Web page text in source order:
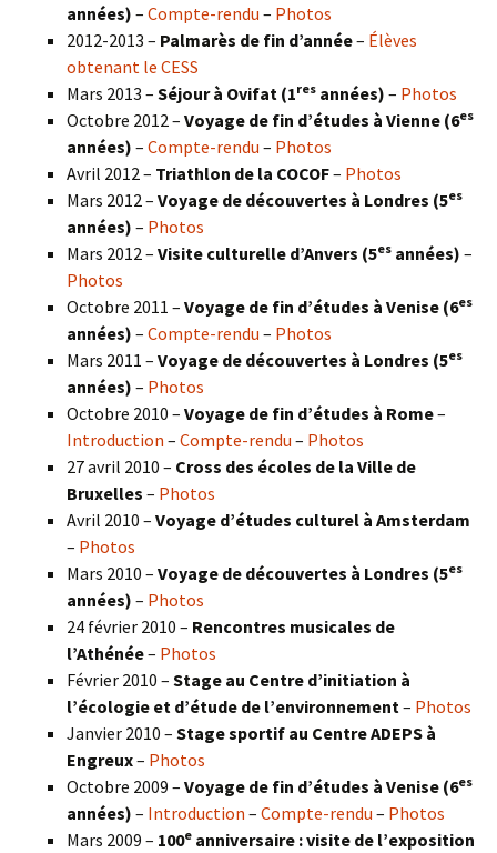
années) – Compte-rendu – Photos
2012-2013 – Palmarès de fin d’année– Élèves
obtenant le CESS
Mars 2013 – Séjour à Ovifat (1res années) – Photos
Octobre 2012 – Voyage de fin d’études à Vienne (6es
années) – Compte-rendu – Photos
Avril 2012 – Triathlon de la COCOF– Photos
Mars 2012 – Voyage de découvertes à Londres (5es
années) – Photos
Mars 2012 – Visite culturelle d’Anvers (5es années) –
Photos
Octobre 2011 – Voyage de fin d’études à Venise (6es
années) – Compte-rendu – Photos
Mars 2011 – Voyage de découvertes à Londres (5es
années) – Photos
Octobre 2010 – Voyage de fin d’études à Rome–
Introduction – Compte-rendu – Photos
27 avril 2010 – Cross des écoles de la Ville de
Bruxelles – Photos
Avril 2010 – Voyage d’études culturel à Amsterdam
– Photos
Mars 2010 – Voyage de découvertes à Londres (5es
années) – Photos
24 février 2010 – Rencontres musicales de
l’Athénée– Photos
Février 2010 – Stage au Centre d’initiation à
l’écologie et d’étude de l’environnement– Photos
Janvier 2010 – Stage sportif au Centre ADEPS à
Engreux– Photos
Octobre 2009 – Voyage de fin d’études à Venise (6es
années) – Introduction – Compte-rendu – Photos
Mars 2009 – 100e anniversaire : visite de l’exposition